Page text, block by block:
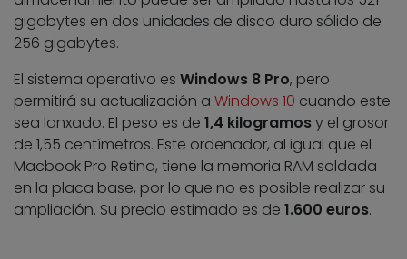
gigabytes en dos unidades de disco duro sólido de
256 gigabytes.
El sistema operativo es Windows 8 Pro, pero
permitirá su actualización a Windows 10 cuando este
sea lanxado. El peso es de 1,4 kilogramosy el grosor
de 1,55 centímetros. Este ordenador, al igual que el
Macbook Pro Retina, tiene la memoria RAM soldada
en la placa base, por lo que no es posible realizar su
ampliación. Su precio estimado es de 1.600 euros.